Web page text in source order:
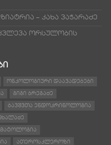
– კახა ვაჭარაძე
ორსულობის
ᲝᲜᲙᲝᲚᲝᲒᲘᲣᲠᲘ ᲓᲐᲐᲕᲐᲓᲔᲑᲔᲑᲘ
ᲒᲘᲒᲘ ᲑᲠᲔᲒᲐᲫᲔ
ᲑᲐᲕᲨᲕᲗᲐ ᲔᲜᲓᲝᲙᲠᲘᲜᲝᲚᲝᲒᲘᲐ
ᲐᲗᲔᲠᲝᲡᲙᲚᲔᲠᲝᲖᲘ